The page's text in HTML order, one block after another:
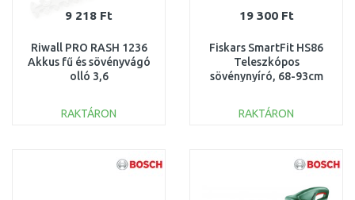
9 218 Ft
Riwall PRO RASH 1236
Akkus fű és sövényvágó
olló 3,6
RAKTÁRON
Összehasonlítás
19 300 Ft
Fiskars SmartFit HS86
Teleszkópos
sövénynyíró, 68-93cm
RAKTÁRON
Összehasonlítás